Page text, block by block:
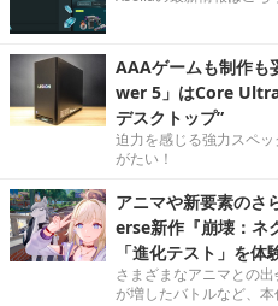
AAAゲームも制作
wer 5」はCore
デスクトップ”
迫力を感じる強力スペ
がたい！
アニマや新要素のさ
erse新作『崩壊：ネ
「進化テスト」を体
さまざまなアニマとの
が増したバトルなど、